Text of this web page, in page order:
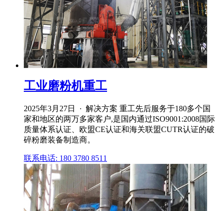
工业磨粉机重工
2025年3月27日 · 解决方案 重工先后服务于180多个国
家和地区的两万多家客户,是国内通过ISO9001:2008国际
质量体系认证、欧盟CE认证和海关联盟CUTR认证的破
碎粉磨装备制造商。
联系电话: 180 3780 8511